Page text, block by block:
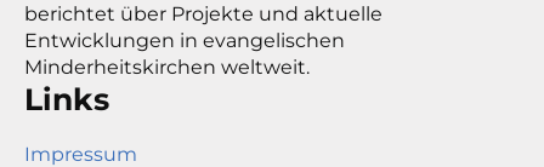
berichtet über Projekte und aktuelle
Entwicklungen in evangelischen
Minderheitskirchen weltweit.
Links
Impressum